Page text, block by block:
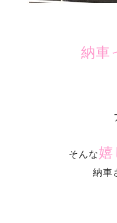
納車
そんな
納車